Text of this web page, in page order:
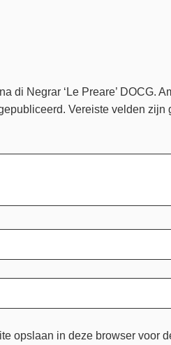
di Negrar ‘Le Preare’ DOCG.
Vereiste velden zijn
opslaan in deze browser voor